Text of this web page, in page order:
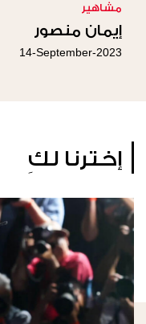
مشاهير
إيمان منصور
14-September-2023
إخترنا لكِ